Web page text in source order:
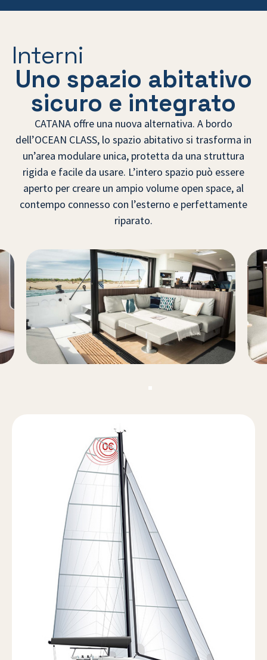
Interni
Uno spazio abitativo
sicuro e integrato
CATANA offre una nuova alternativa. A bordo
dell’OCEAN CLASS, lo spazio abitativo si trasforma in
un’area modulare unica, protetta da una struttura
rigida e facile da usare. L’intero spazio può essere
aperto per creare un ampio volume open space, al
contempo connesso con l’esterno e perfettamente
riparato.